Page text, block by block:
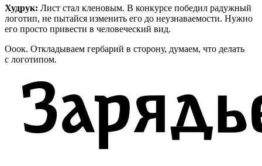
Худрук: Лист стал кленовым. В конкурсе победил радужный
логотип, не пытайся изменить его до неузнаваемости. Нужно
его просто привести в человеческий вид.
Ооок. Откладываем гербарий в сторону, думаем, что делать
с логотипом.